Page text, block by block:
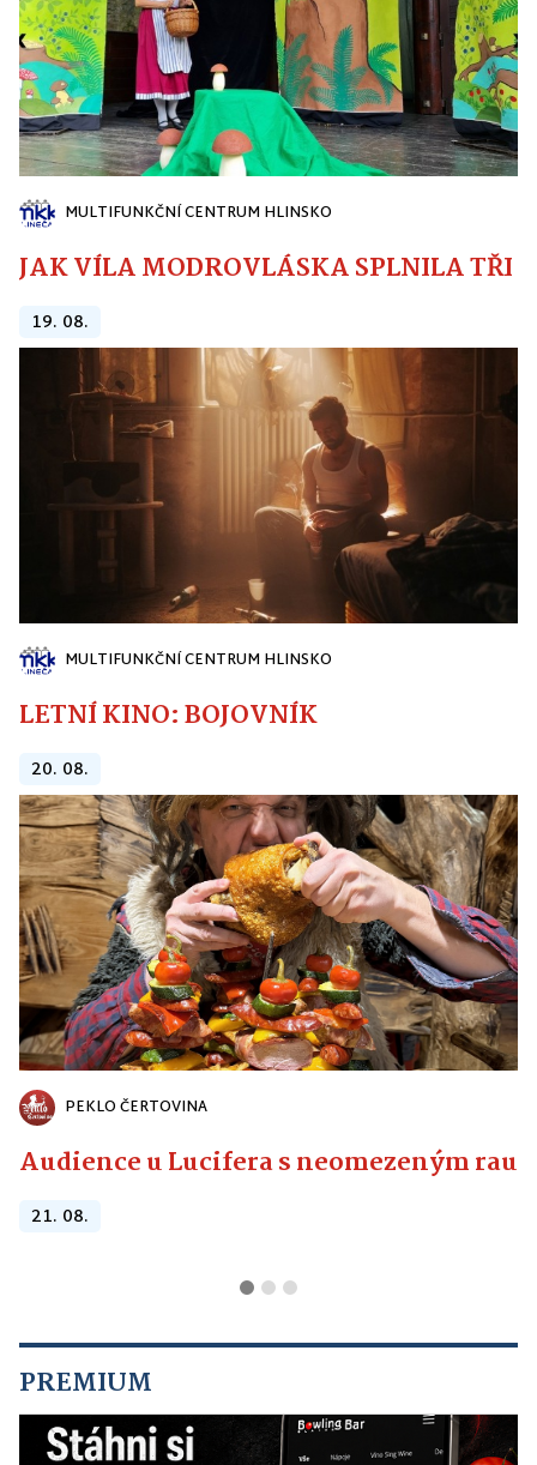
MULTIFUNKČNÍ CENTRUM HLINSKO
JAK VÍLA MODROVLÁSKA SPLNILA
19. 08.
MULTIFUNKČNÍ CENTRUM HLINSKO
LETNÍ KINO: BOJOVNÍK
20. 08.
PEKLO ČERTOVINA
Audience u Lucifera s neomezeným
21. 08.
PREMIUM